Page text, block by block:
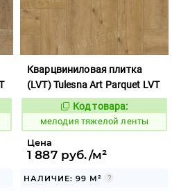
Кварцвиниловая плитка
(LVT) Tulesna Art Parquet LVT
Код:
966543
Код товара:
мелодия тяжелой ленты
Цена
1 887 руб./м²
НАЛИЧИЕ: 99 М²